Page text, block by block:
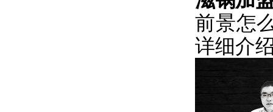
前景怎
详细介